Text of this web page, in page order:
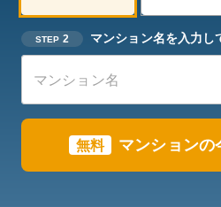
STEP 2 マンション名を入力し
無料 マンションの